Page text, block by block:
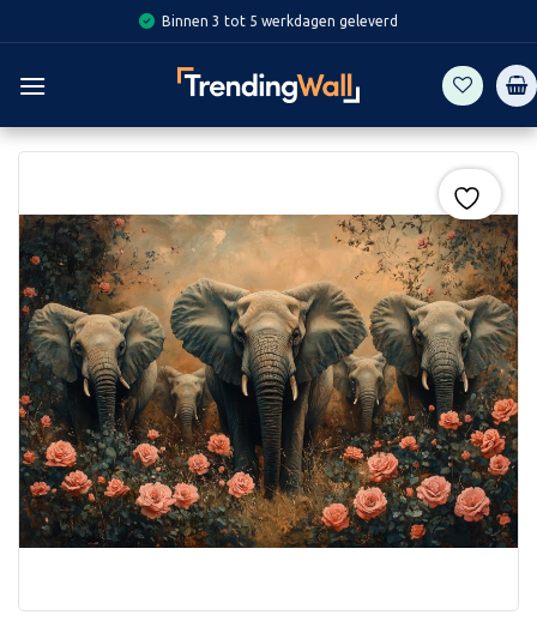
to
content
Binnen 3 tot 5 werkdagen geleverd